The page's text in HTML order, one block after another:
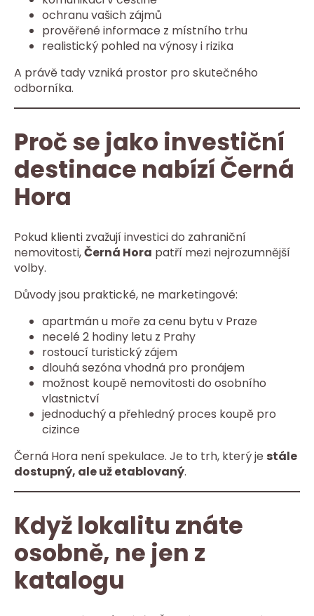
ochranu vašich zájmů
prověřené informace z místního trhu
realistický pohled na výnosy i rizika
A právě tady vzniká prostor pro skutečného
odborníka.
Proč se jako investiční
destinace nabízí Černá
Hora
Pokud klienti zvažují investici do zahraniční
nemovitosti,Černá Hora patří mezi nejrozumnější
volby.
Důvody jsou praktické, ne marketingové:
apartmán u moře za cenu bytu v Praze
necelé 2 hodiny letu z Prahy
rostoucí turistický zájem
dlouhá sezóna vhodná pro pronájem
možnost koupě nemovitosti do osobního
vlastnictví
jednoduchý a přehledný proces koupě pro
cizince
Černá Hora není spekulace. Je to trh, který je stále
dostupný, ale už etablovaný.
Když lokalitu znáte
osobně, ne jen z
katalogu